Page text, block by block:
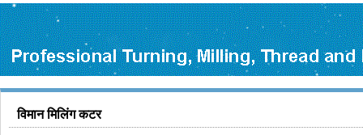
विमान मिलिंग कटर